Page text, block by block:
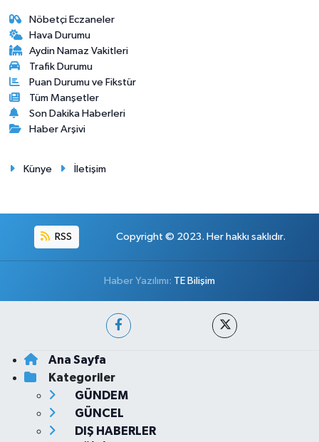
Nöbetçi Eczaneler
Hava Durumu
Aydin Namaz Vakitleri
Trafik Durumu
Puan Durumu ve Fikstür
Tüm Manşetler
Son Dakika Haberleri
Haber Arşivi
Künye İletişim
RSS Copyright © 2023. Her hakkı saklıdır.
Haber Yazılımı: TE Bilişim
Ana Sayfa
Kategoriler
GÜNDEM
GÜNCEL
DIŞ HABERLER